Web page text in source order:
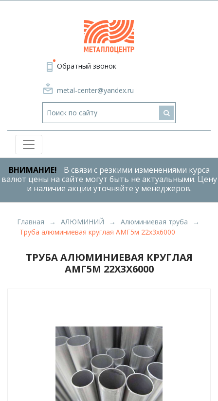
Обратный звонок
metal-center@yandex.ru
ВНИМАНИЕ!
В связи с резкими изменениями курса
валют цены на сайте могут быть не актуальными. Цену
и наличие акции уточняйте у менеджеров.
Главная АЛЮМИНИЙ
Алюминиевая труба
Труба алюминиевая круглая АМГ5м 22х3х6000
ТРУБА АЛЮМИНИЕВАЯ КРУГЛАЯ
АМГ5М 22Х3Х6000